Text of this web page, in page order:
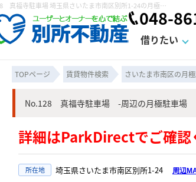
No.128 真福寺駐車場 埼玉県さいたま市南区別所1-24の月極駐車場！駐車場さいたま市南区別所｜株式会社 別所不動産
048-
借りたい
TOPページ 賃貸物件検索 さいたま市南区の月
No.128 真福寺駐車場 -周辺の月極駐車場
詳細はParkDirectでご確認
所在地 埼玉県さいたま市南区別所1-24 周辺